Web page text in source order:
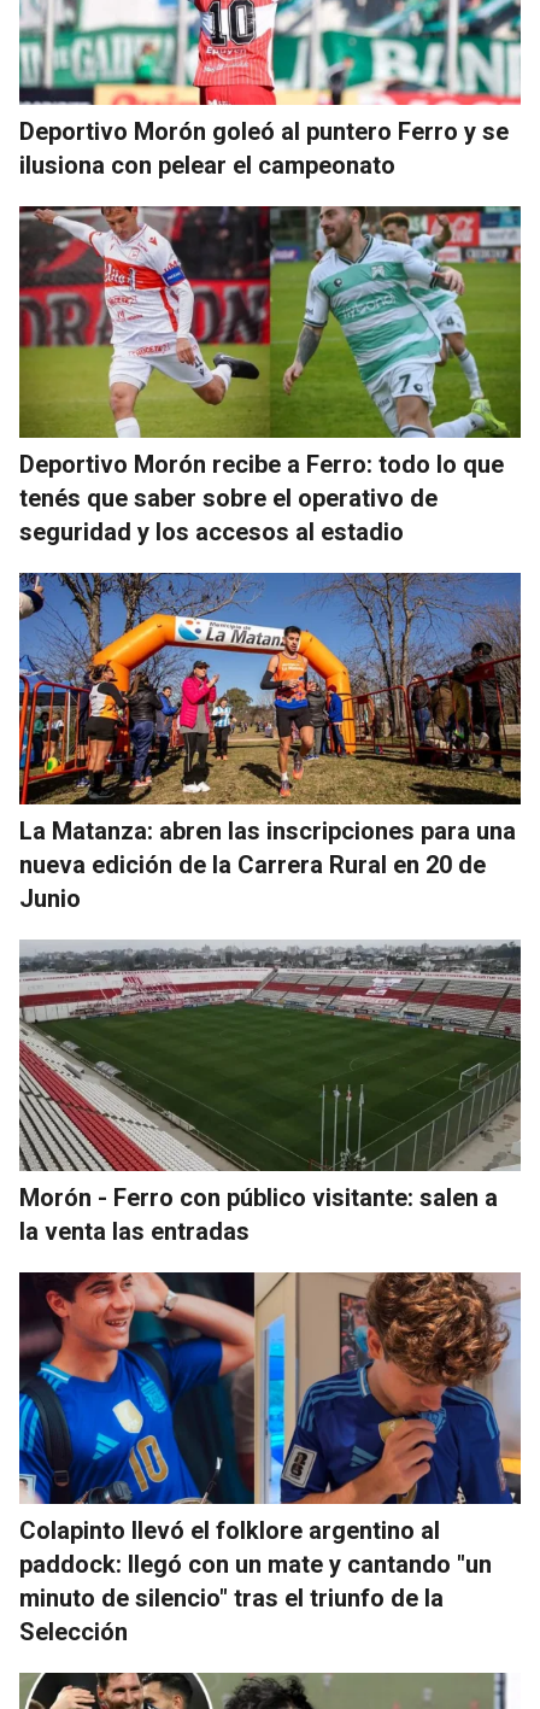
Deportivo Morón goleó al puntero Ferro y se
ilusiona con pelear el campeonato
Deportivo Morón recibe a Ferro: todo lo que
tenés que saber sobre el operativo de
seguridad y los accesos al estadio
La Matanza: abren las inscripciones para una
nueva edición de la Carrera Rural en 20 de
Junio
Morón - Ferro con público visitante: salen a
la venta las entradas
Colapinto llevó el folklore argentino al
paddock: llegó con un mate y cantando "un
minuto de silencio" tras el triunfo de la
Selección